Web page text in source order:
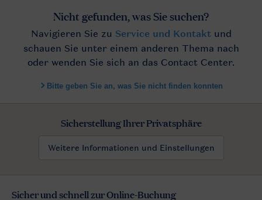
Sicherstellung Ihrer Privatsphäre
Weitere Informationen und Einstellungen
Sicher und schnell zur Online-Buchung